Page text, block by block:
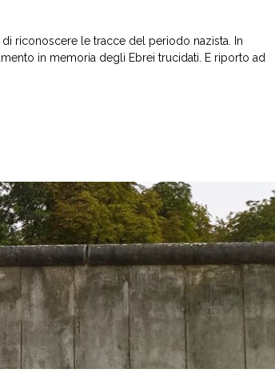
riconoscere le tracce del periodo nazista. In
in memoria degli Ebrei trucidati. E riporto ad